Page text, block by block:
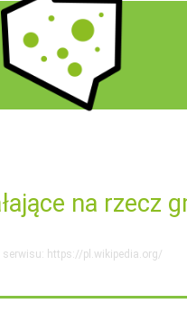
na rzecz
serwisu: https://pl.wikipedia.org/